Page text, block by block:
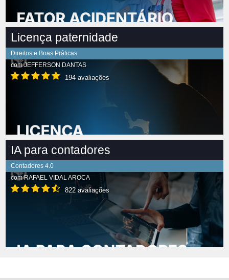
Licença paternidade
Direitos e Boas Práticas
comJEFFERSON DANTAS
194 avaliações
IA para contadores
Contadores 4.0
comRAFAEL VIDAL AROCA
822 avaliações